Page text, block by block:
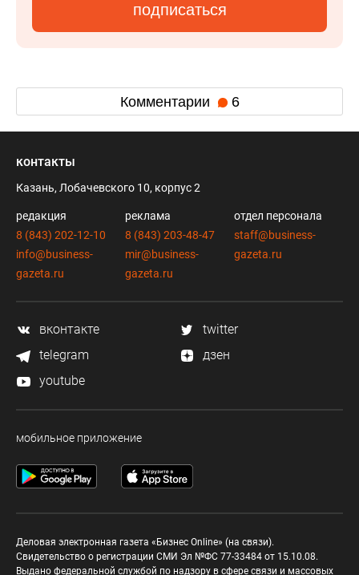
подписаться
Комментарии 6
контакты
Казань, Лобачевского 10, корпус 2
редакция
8 (843) 202-12-10
info@business-
gazeta.ru
реклама
8 (843) 203-48-47
mir@business-
gazeta.ru
отдел персонала
staff@business-
gazeta.ru
вконтакте
twitter
telegram
дзен
youtube
мобильное приложение
Деловая электронная газета «Бизнес Online» (на связи).
Свидетельство о регистрации СМИ Эл №ФС 77-33484 от 15.10.08.
Выдано федеральной службой по надзору в сфере связи и массовых